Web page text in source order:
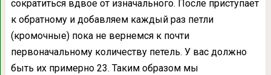
сократиться вдвое от изначального. После приступает
к обратному и добавляем каждый раз петли
(кромочные) пока не вернемся к почти
первоначальному количеству петель. У вас должно
быть их примерно 23. Таким образом мы